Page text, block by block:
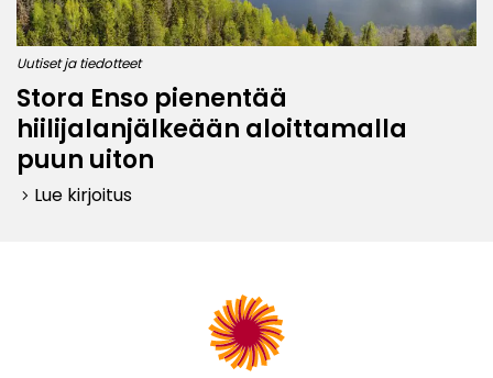
Uutiset ja tiedotteet
Stora Enso pienentää
hiilijalanjälkeään aloittamalla
puun uiton
keyboard_arrow_right Lue kirjoitus